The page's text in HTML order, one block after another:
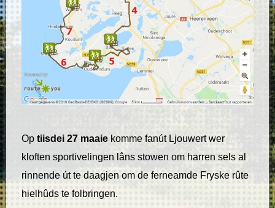
Op tiisdei 27 maaie komme fanút Ljouwert wer
kloften sportivelingen lâns stowen om harren sels al
rinnende út te daagjen om de ferneamde Fryske rûte
hielhûds te folbringen.